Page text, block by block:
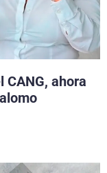
CANG, ahora